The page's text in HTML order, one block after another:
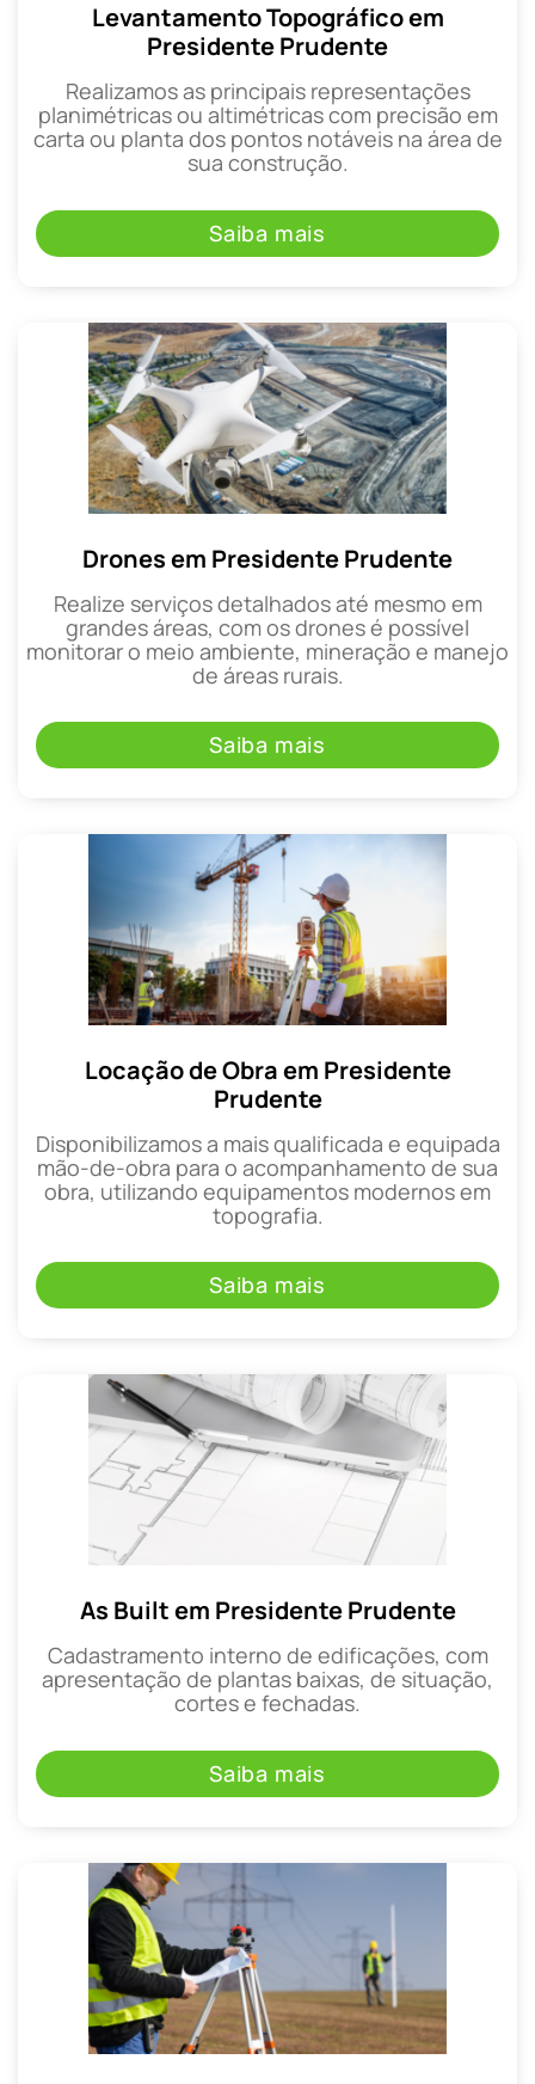
Levantamento Topográfico em
Presidente Prudente
Realizamos as principais representações
planimétricas ou altimétricas com precisão em
carta ou planta dos pontos notáveis na área de
sua construção.
Saiba mais
Drones em Presidente Prudente
Realize serviços detalhados até mesmo em
grandes áreas, com os drones é possível
monitorar o meio ambiente, mineração e manejo
de áreas rurais.
Saiba mais
Locação de Obra em Presidente
Prudente
Disponibilizamos a mais qualificada e equipada
mão-de-obra para o acompanhamento de sua
obra, utilizando equipamentos modernos em
topografia.
Saiba mais
As Built em Presidente Prudente
Cadastramento interno de edificações, com
apresentação de plantas baixas, de situação,
cortes e fechadas.
Saiba mais